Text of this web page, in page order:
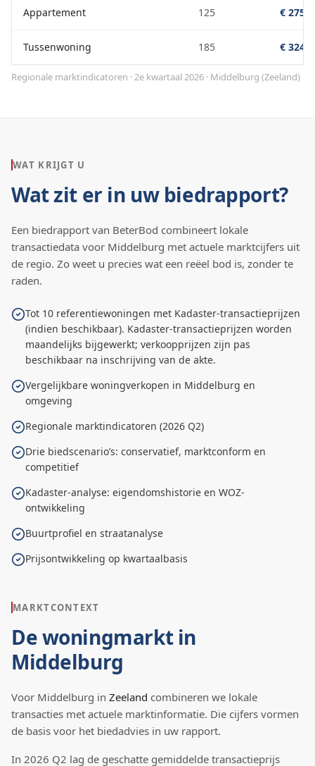
Appartement 125 €
Tussenwoning 185 €
Regionale marktindicatoren · 2e kwartaal 2026 · Middelburg (Zeeland)
WAT KRIJGT U
Wat zit er in uw biedrapport?
Een biedrapport van BeterBod combineert lokale
transactiedata voor Middelburg met actuele marktcijfers uit
de regio. Zo weet u precies wat een reëel bod is, zonder te
raden.
Tot 10 referentiewoningen met Kadaster-transactieprijzen
(indien beschikbaar). Kadaster-transactieprijzen worden
maandelijks bijgewerkt; verkoopprijzen zijn pas
beschikbaar na inschrijving van de akte.
Vergelijkbare woningverkopen in Middelburg en
omgeving
Regionale marktindicatoren (2026 Q2)
Drie biedscenario’s: conservatief, marktconform en
competitief
Kadaster-analyse: eigendomshistorie en WOZ-
ontwikkeling
Buurtprofiel en straatanalyse
Prijsontwikkeling op kwartaalbasis
MARKTCONTEXT
De woningmarkt in
Middelburg
Voor Middelburg in Zeeland combineren we lokale
transacties met actuele marktinformatie. Die cijfers vormen
de basis voor het biedadvies in uw rapport.
In 2026 Q2 lag de geschatte gemiddelde transactieprijs